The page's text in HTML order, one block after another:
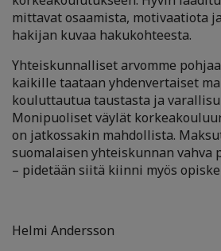
mittavat osaamista, motivaatiota
hakijan kuvaa hakukohteesta.
Yhteiskunnalliset arvomme
kaikille taataan yhdenvertaiset
kouluttautua taustasta ja
Monipuoliset väylät
on jatkossakin mahdollista.
suomalaisen yhteiskunnan vahva
– pidetään siitä kiinni myös
Helmi Andersson